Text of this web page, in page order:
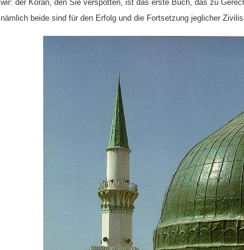
wir: der Koran, den Sie verspotten, ist das erste Buch, das zu
nämlich beide sind für den Erfolg und die Fortsetzung jeglicher